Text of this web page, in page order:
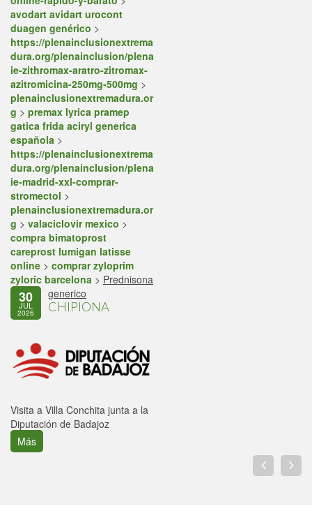
avodart avidart urocont
duagen genérico >
https://plenainclusionextrema
dura.org/plenainclusion/plena
ie-zithromax-aratro-zitromax-
azitromicina-250mg-500mg >
plenainclusionextremadura.or
g > premax lyrica pramep
gatica frida aciryl generica
española >
https://plenainclusionextrema
dura.org/plenainclusion/plena
ie-madrid-xxl-comprar-
stromectol >
plenainclusionextremadura.or
g > valaciclovir mexico >
compra bimatoprost
careprost lumigan latisse
online > comprar zyloprim
zyloric barcelona > Prednisona
generico
30
JUL
2026 CHIPIONA
Visita a Villa Conchita junta a la
Diputación de Badajoz
Más